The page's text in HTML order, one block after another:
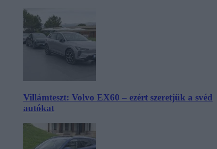
Villámteszt: Volvo EX60 – ezért szeretjük a svéd
autókat